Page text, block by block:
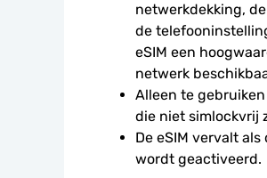
netwerkdekking,
de
eSIM een
netwerk
Alleen te
die niet simlockvrij
De eSIM vervalt
wordt geactiveerd.